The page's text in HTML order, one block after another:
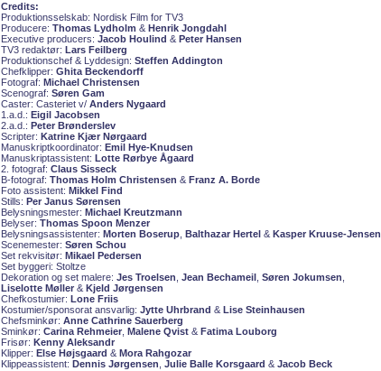
Credits:
Produktionsselskab: Nordisk Film for TV3
Producere: Thomas Lydholm & Henrik Jongdahl
Executive producers: Jacob Houlind & Peter Hansen
TV3 redaktør: Lars Feilberg
Produktionschef & Lyddesign: Steffen Addington
Chefklipper: Ghita Beckendorff
Fotograf: Michael Christensen
Scenograf: Søren Gam
Caster: Casteriet v/ Anders Nygaard
1.a.d.: Eigil Jacobsen
2.a.d.: Peter Brønderslev
Scripter: Katrine Kjær Nørgaard
Manuskriptkoordinator: Emil Hye-Knudsen
Manuskriptassistent: Lotte Rørbye Ågaard
2. fotograf: Claus Sisseck
B-fotograf: Thomas Holm Christensen & Franz A. Borde
Foto assistent: Mikkel Find
Stills: Per Janus Sørensen
Belysningsmester: Michael Kreutzmann
Belyser: Thomas Spoon Menzer
Belysningsassistenter: Morten Boserup Balthazar Hertel & Kasper Kruuse-Jensen
Scenemester: Søren Schou
Set rekvisitør: Mikael Pedersen
Set byggeri: Stoltze
Dekoration og set malere: Jes Troelsen Jean Bechameil Søren Jokumsen
Liselotte Møller & Kjeld Jørgensen
Chefkostumier: Lone Friis
Kostumier/sponsorat ansvarlig: Jytte Uhrbrand & Lise Steinhausen
Chefsminkør: Anne Cathrine Sauerberg
Sminkør: Carina Rehmeier Malene Qvist & Fatima Louborg
Frisør: Kenny Aleksandr
Klipper: Else Højsgaard & Mora Rahgozar
Klippeassistent: Dennis Jørgensen Julie Balle Korsgaard & Jacob Beck